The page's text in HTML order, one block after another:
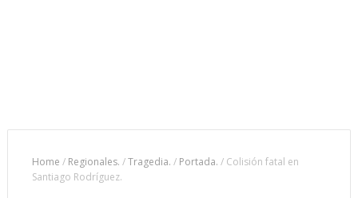
Home / Regionales. /Tragedia. / Portada. / Colisión fatal en
Santiago Rodríguez.